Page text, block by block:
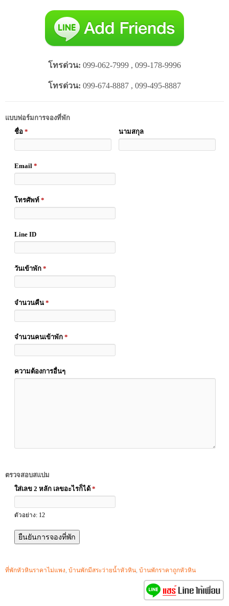
โทรด่วน: 099-062-7999 , 099-178-9996
โทรด่วน: 099-674-8887 , 099-495-8887
แบบฟอร์มการจองที่พัก
ชื่อ * นามสกุล
Email *
โทรศัพท์ *
Line ID
วันเข้าพัก *
จำนวนคืน *
จำนวนคนเข้าพัก *
ความต้องการอื่นๆ
ตรวจสอบสแปม
ใส่เลข 2 หลัก เลขอะไรก็ได้ *
ตัวอย่าง: 12
ที่พักหัวหินราคาไม่แพง, บ้านพักมีสระว่ายน้ำหัวหิน, บ้านพักราคาถูกหัวหิน